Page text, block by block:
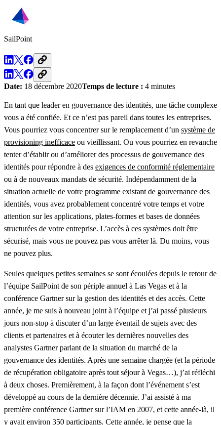
SailPoint
Date: 18 décembre 2020Temps de lecture : 4 minutes
En tant que leader en gouvernance des identités, une tâche complexe
vous a été confiée. Et ce n’est pas pareil dans toutes les entreprises.
Vous pourriez vous concentrer sur le remplacement d’un système de
provisioning inefficace ou vieillissant. Ou vous pourriez en revanche
tenter d’établir ou d’améliorer des processus de gouvernance des
identités pour répondre à des exigences de conformité réglementaire
ou à de nouveaux mandats de sécurité. Indépendamment de la
situation actuelle de votre programme existant de gouvernance des
identités, vous avez probablement concentré votre temps et votre
attention sur les applications, plates-formes et bases de données
structurées de votre entreprise. L’accès à ces systèmes doit être
sécurisé, mais vous ne pouvez pas vous arrêter là. Du moins, vous
ne pouvez plus.
Seules quelques petites semaines se sont écoulées depuis le retour de
l’équipe SailPoint de son périple annuel à Las Vegas et à la
conférence Gartner sur la gestion des identités et des accès. Cette
année, je me suis à nouveau joint à l’équipe et j’ai passé plusieurs
jours non-stop à discuter d’un large éventail de sujets avec des
clients et partenaires et à écouter les dernières nouvelles des
analystes Gartner parlant de la situation du marché de la
gouvernance des identités. Après une semaine chargée (et la période
de récupération obligatoire après tout séjour à Vegas…), j’ai réfléchi
à deux choses. Premièrement, à la façon dont l’événement s’est
développé au cours de la dernière décennie. J’ai assisté à ma
première conférence Gartner sur l’IAM en 2007, et cette année-là, il
y avait environ 350 participants. Cette année, je pense que la